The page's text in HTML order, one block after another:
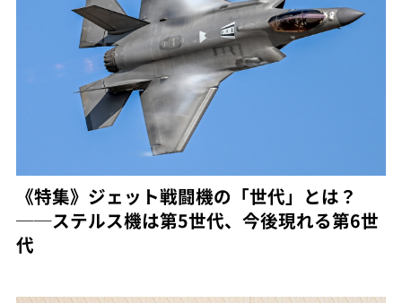
《特集》ジェット戦闘機の「世代」とは？
──ステルス機は第5世代、今後現れる第6世
代